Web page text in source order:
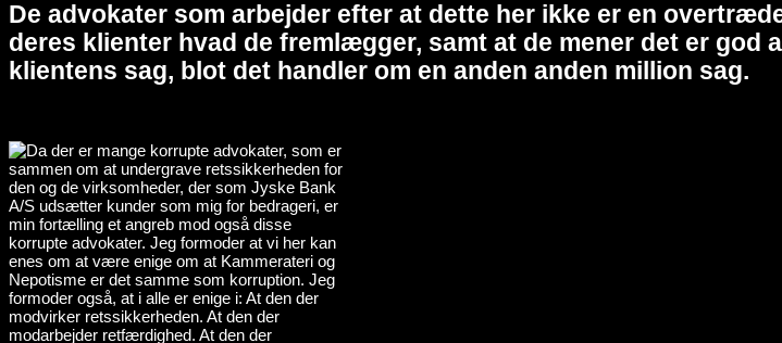
De advokater som arbejder efter at dette her ikke er en
deres klienter hvad de fremlægger, samt at de mener det er god
klientens sag, blot det handler om en anden anden million sag.